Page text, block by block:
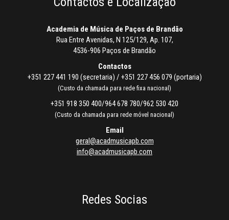
Academia de Música de Paços de Brandão
Rua Entre Avenidas, N 125/129, Ap. 107,
4536-906 Paços de Brandão
Contactos
+351 227 441 190 (secretaria) / +351 227 456 079 (portaria)
(Custo da chamada para rede fixa nacional)
+351 918 350 400/964 678 780/962 530 420
(Custo da chamada para rede móvel nacional)
Email
geral@acadmusicapb.com
info@acadmusicapb.com
Redes Socias